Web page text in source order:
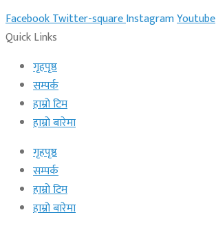
FacebookTwitter-squareInstagramYoutube
Quick Links
गृहपृष्ठ
सम्पर्क
हाम्रो टिम
हाम्रो बारेमा
गृहपृष्ठ
सम्पर्क
हाम्रो टिम
हाम्रो बारेमा